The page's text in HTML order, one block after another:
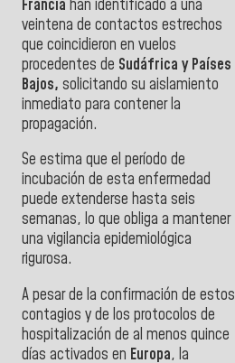
Francia han identificado a una
veintena de contactos estrechos
que coincidieron en vuelos
procedentes de Sudáfrica y Países
Bajos, solicitando su aislamiento
inmediato para contener la
propagación.
Se estima que el período de
incubación de esta enfermedad
puede extenderse hasta seis
semanas, lo que obliga a mantener
una vigilancia epidemiológica
rigurosa.
A pesar de la confirmación de estos
contagios y de los protocolos de
hospitalización de al menos quince
días activados en Europa, la